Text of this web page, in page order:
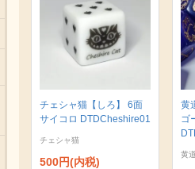
チェシャ猫【しろ】 6面
サイコロ DTDCheshire01
チェシャ猫
500円(内税)
黄
ゴ
黄